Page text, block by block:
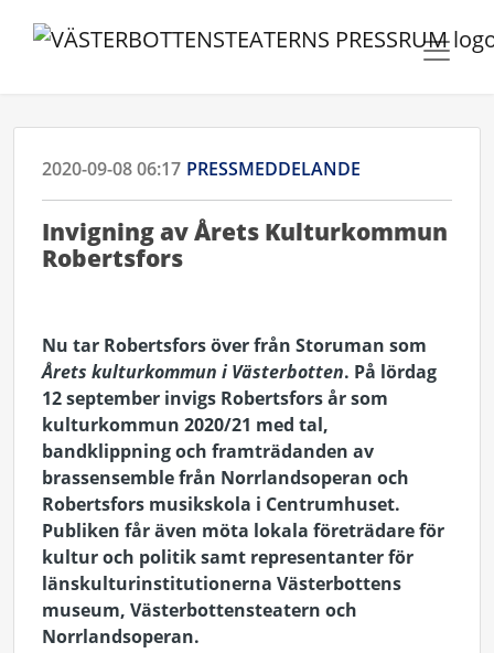
2020-09-08 06:17 PRESSMEDDELANDE
Invigning av Årets Kulturkommun
Robertsfors
Nu tar Robertsfors över från Storuman som
Årets kulturkommun i Västerbotten. På lördag
12 september invigs Robertsfors år som
kulturkommun 2020/21 med tal,
bandklippning och framträdanden av
brassensemble från Norrlandsoperan och
Robertsfors musikskola i Centrumhuset.
Publiken får även möta lokala företrädare för
kultur och politik samt representanter för
länskulturinstitutionerna Västerbottens
museum, Västerbottensteatern och
Norrlandsoperan.